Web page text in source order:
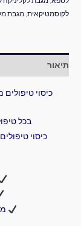
לקוסמטיקאית מגבת
תיאור
כיסוי
בכל
כיסוי